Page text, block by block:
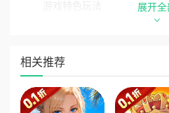
游戏开设四大经典职业：侠
职业均配备多种专属心法。玩家可
技能组合，打造专属战斗流派，
副本、PK、打怪等不同场景灵活
展开全
相关推荐